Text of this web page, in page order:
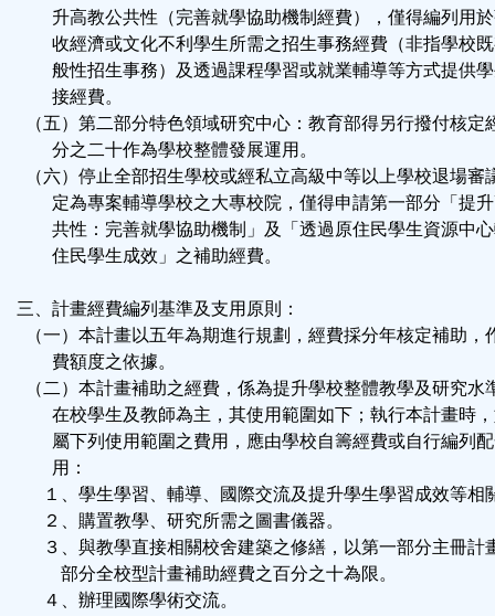
升高教公共性（完善就學協助機制經費），僅得編列用
收經濟或文化不利學生所需之招生事務經費（非指學校
般性招生事務）及透過課程學習或就業輔導等方式提供
接經費。
（五）第二部分特色領域研究中心：教育部得另行撥付核定
分之二十作為學校整體發展運用。
（六）停止全部招生學校或經私立高級中等以上學校退場審
定為專案輔導學校之大專校院，僅得申請第一部分「提
共性：完善就學協助機制」及「透過原住民學生資源中
住民學生成效」之補助經費。
三、計畫經費編列基準及支用原則：
（一）本計畫以五年為期進行規劃，經費採分年核定補助，
費額度之依據。
（二）本計畫補助之經費，係為提升學校整體教學及研究水
在校學生及教師為主，其使用範圍如下；執行本計畫時
屬下列使用範圍之費用，應由學校自籌經費或自行編列
用：
１、學生學習、輔導、國際交流及提升學生學習成效等相
２、購置教學、研究所需之圖書儀器。
３、與教學直接相關校舍建築之修繕，以第一部分主冊計
部分全校型計畫補助經費之百分之十為限。
４、辦理國際學術交流。